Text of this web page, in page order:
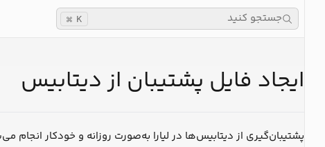
ایجاد فایل پشتیبان از دیتابیس
پشتیبان‌گیری از دیتابیس‌ها در لیارا به‌صورت روزانه و خودکار انجام
جستجو کنید K
⌘